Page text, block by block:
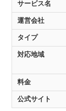
サービス名
運営会社
タイプ
対応地域
料金
公式サイト